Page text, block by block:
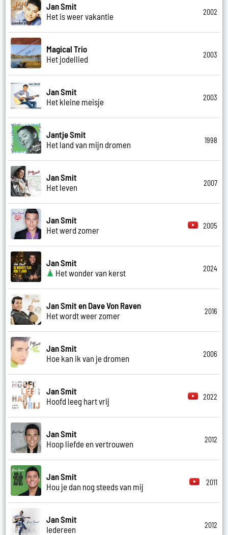
Jan Smit
Het is weer vakantie
2002
Magical Trio
Het jodellied
2003
Jan Smit
Het kleine meisje
2003
Jantje Smit
Het land van mijn dromen
1998
Jan Smit
Het leven
2007
Jan Smit
Het werd zomer
2005
Jan Smit
Het wonder van kerst
2024
Jan Smit en Dave Von Raven
Het wordt weer zomer
2016
Jan Smit
Hoe kan ik van je dromen
2006
Jan Smit
Hoofd leeg hart vrij
2022
Jan Smit
Hoop liefde en vertrouwen
2012
Jan Smit
Hou je dan nog steeds van mij
2011
Jan Smit
Iedereen
2012